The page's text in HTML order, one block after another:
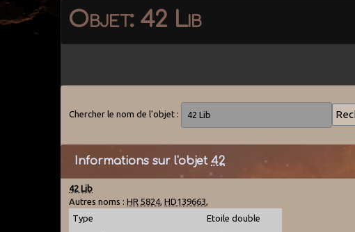
Objet: 42 Lib
Chercher le nom de l'objet :
Informations sur l'objet42
42 Lib
Autres noms :HR 5824 ,HD139663
Type
Etoile double